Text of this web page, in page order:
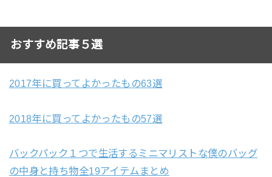
おすすめ記事５選
2017年に買ってよかったもの63選
2018年に買ってよかったもの57選
バックパック１つで生活するミニマリストな僕のバッグ
の中身と持ち物全19アイテムまとめ